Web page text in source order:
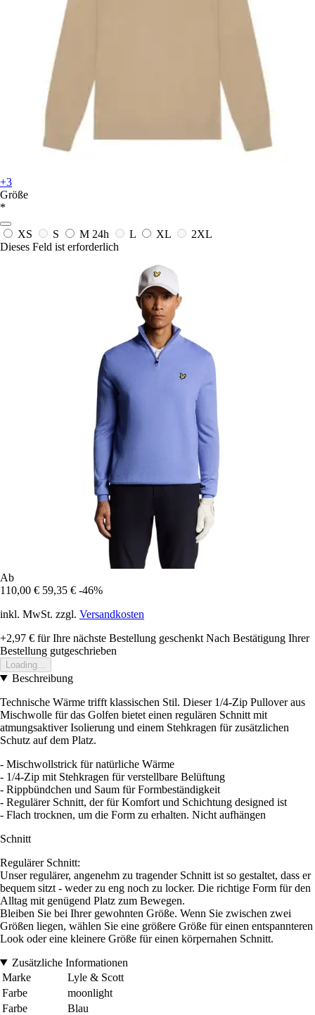
+3
Größe
*
XS S M 24h L XL
2XL
Dieses Feld ist erforderlich
Ab
110,00 € 59,35 € -46%
inkl. MwSt. zzgl. Versandkosten
+2,97 € für Ihre nächste Bestellung geschenkt Nach Bestätigung Ihrer
Bestellung gutgeschrieben
Loading...
Beschreibung
Technische Wärme trifft klassischen Stil. Dieser 1/4-Zip Pullover aus
Mischwolle für das Golfen bietet einen regulären Schnitt mit
atmungsaktiver Isolierung und einem Stehkragen für zusätzlichen
Schutz auf dem Platz.
- Mischwollstrick für natürliche Wärme
- 1/4-Zip mit Stehkragen für verstellbare Belüftung
- Rippbündchen und Saum für Formbeständigkeit
- Regulärer Schnitt, der für Komfort und Schichtung designed ist
- Flach trocknen, um die Form zu erhalten. Nicht aufhängen
Schnitt
Regulärer Schnitt:
Unser regulärer, angenehm zu tragender Schnitt ist so gestaltet, dass er
bequem sitzt - weder zu eng noch zu locker. Die richtige Form für den
Alltag mit genügend Platz zum Bewegen.
Bleiben Sie bei Ihrer gewohnten Größe. Wenn Sie zwischen zwei
Größen liegen, wählen Sie eine größere Größe für einen entspannteren
Look oder eine kleinere Größe für einen körpernahen Schnitt.
Zusätzliche Informationen
Marke
Lyle & Scott
Farbe
moonlight
Farbe
Blau